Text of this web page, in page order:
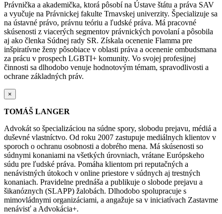
Právnička a akademička, ktorá pôsobí na Ústave štátu a práva SAV
a vyučuje na Právnickej fakulte Trnavskej univerzity. Špecializuje sa
na ústavné právo, právnu teóriu a ľudské práva. Má pracovné
skúsenosti z viacerých segmentov právnických povolaní a pôsobila
aj ako členka Súdnej rady SR. Získala ocenenie Flamma pre
inšpiratívne ženy pôsobiace v oblasti práva a ocenenie ombudsmana
za prácu v prospech LGBTI+ komunity. Vo svojej profesijnej
činnosti sa dlhodobo venuje hodnotovým témam, spravodlivosti a
ochrane základných práv.
×
TOMÁŠ LANGER
Advokát so špecializáciou na súdne spory, slobodu prejavu, médiá a
duševné vlastníctvo. Od roku 2007 zastupuje mediálnych klientov v
sporoch o ochranu osobnosti a dobrého mena. Má skúsenosti so
súdnymi konaniami na všetkých úrovniach, vrátane Európskeho
súdu pre ľudské práva. Pomáha klientom pri reputačných a
nenávistných útokoch v online priestore v súdnych aj trestných
konaniach. Pravidelne prednáša a publikuje o slobode prejavu a
šikanóznych (SLAPP) žalobách. Dlhodobo spolupracuje s
mimovládnymi organizáciami, a angažuje sa v iniciatívach Zastavme
nenávisť a Advokácia+.